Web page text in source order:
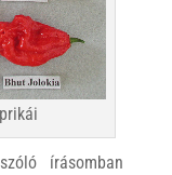
írásomban